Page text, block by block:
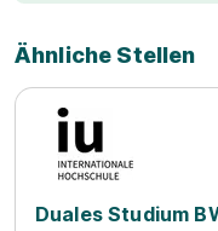
Ähnliche Stellen
Duales Studium